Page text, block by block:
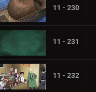
11 - 230
11 - 231
11 - 232